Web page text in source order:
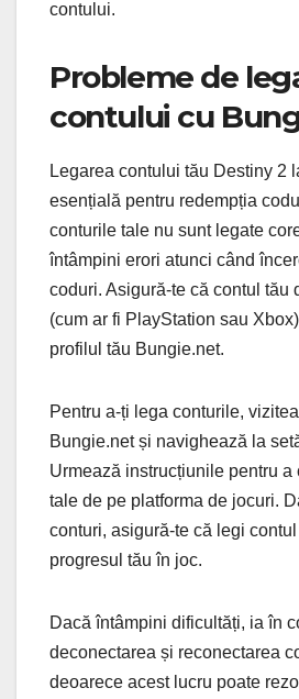
contului.
Probleme de
contului cu
Legarea contului tău Destiny 2
esențială pentru redempția
conturile tale nu sunt legate
întâmpini erori atunci când
coduri. Asigură-te că contul tău
(cum ar fi PlayStation sau
profilul tău Bungie.net.
Pentru a-ți lega conturile,
Bungie.net și navighează la
Urmează instrucțiunile pentru a
tale de pe platforma de jocuri.
conturi, asigură-te că legi
progresul tău în joc.
Dacă întâmpini dificultăți, ia în
deconectarea și reconectarea
deoarece acest lucru poate